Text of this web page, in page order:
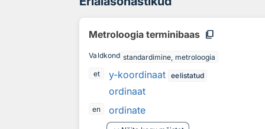
Metroloogia terminibaas content_copy
Valdkond standardimine, metroloogia
et
y-koordinaat eelistatud
ordinaat
en
ordinate